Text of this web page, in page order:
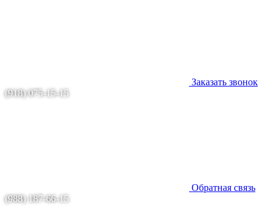
Заказать звонок
(918) 075-15-15
Обратная связь
(988) 187-66-15